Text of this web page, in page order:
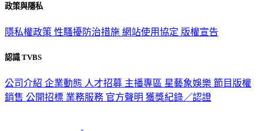
政策與隱私
隱私權政策 性騷擾防治措施 網站使用協定 版權宣告
認識 TVBS
公司介紹 企業動態 人才招募 主播專區 星藝象娛樂 節目版權
銷售 公開招標 業務服務 官方聲明 獲獎紀錄／認證